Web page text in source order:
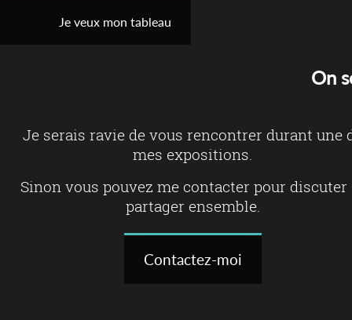
Je veux mon tableau
On
Je serais ravie de vous rencontrer durant une
mes expositions.
Sinon vous pouvez me contacter pour discuter
partager ensemble.
Contactez-moi